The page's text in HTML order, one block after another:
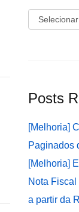
Categorias
Posts
[Melhoria]
Paginados
[Melhoria]
Nota
a partir da